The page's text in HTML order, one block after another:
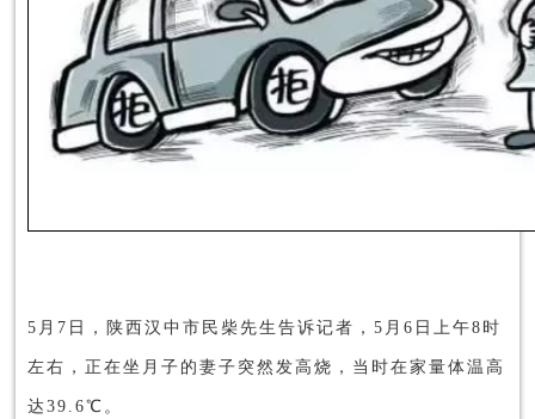
5月7日，陕西汉中市民柴先生告诉记者，5月6日上午8时
左右，正在坐月子的妻子突然发高烧，当时在家量体温高
达39.6℃。